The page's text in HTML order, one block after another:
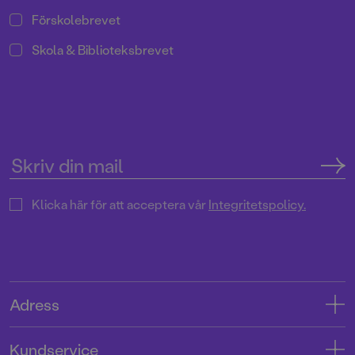
Förskolebrevet
Skola & Biblioteksbrevet
Klicka här för att acceptera vårIntegritetspolicy.
Adress
Kundservice